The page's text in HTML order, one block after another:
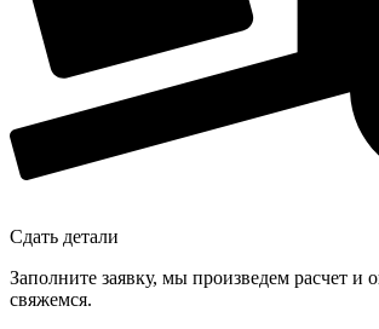
Сдать детали
Заполните заявку, мы произведем расчет и
свяжемся.